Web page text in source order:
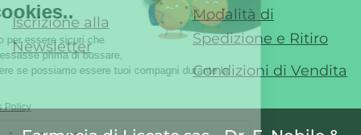
Iscrizione alla
Newsletter
Modalità di
Spedizione e Ritiro
Condizioni di Vendita